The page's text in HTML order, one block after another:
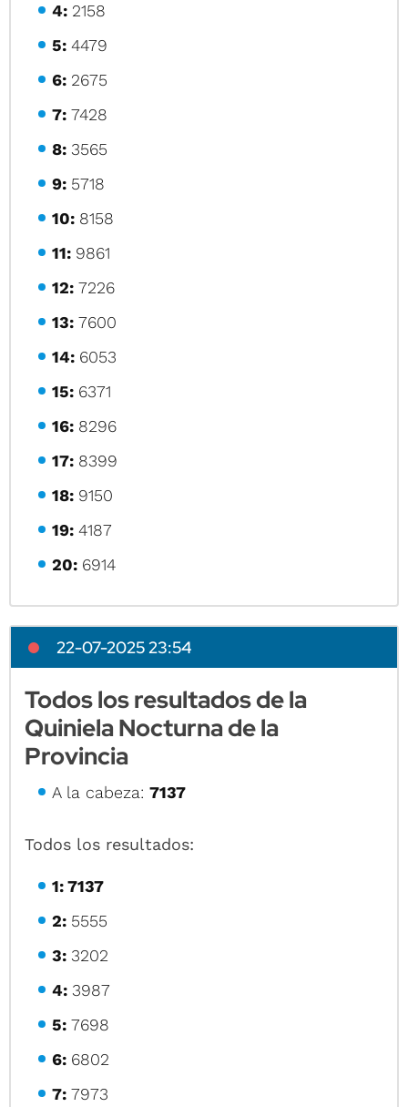
4: 2158
5:4479
6: 2675
7:7428
8: 3565
9: 5718
10: 8158
11: 9861
12:7226
13:7600
14: 6053
15: 6371
16: 8296
17: 8399
18: 9150
19:4187
20: 6914
22-07-2025 23:54
Todos los resultados de la
Quiniela Nocturna de la
Provincia
A la cabeza:7137
Todos los resultados:
1: 7137
2: 5555
3: 3202
4: 3987
5:7698
6: 6802
7:7973